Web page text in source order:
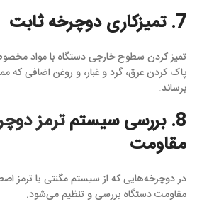
7. تمیزکاری دوچرخه ثابت
تمیز کردن سطوح خارجی دستگاه با مواد
پاک کردن عرق، گرد و غبار، و روغن اضافی
برساند.
8. بررسی سیستم ترمز
مقاومت
در دوچرخه‌هایی که از سیستم مگنتی یا ترمز
مقاومت دستگاه بررسی و تنظیم می‌شود.